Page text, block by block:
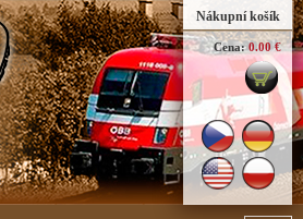
Nákupní košík
Cena: 0.00 €